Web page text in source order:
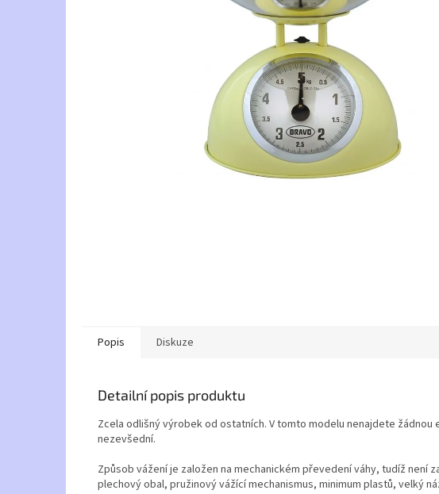
Popis Diskuze
Detailní popis produktu
Zcela odlišný výrobek od ostatních. V tomto modelu nenajdete
nezevšední.
Způsob vážení je založen na mechanickém převedení váhy, tudíž
plechový obal, pružinový vážící mechanismus, minimum plastů, velký